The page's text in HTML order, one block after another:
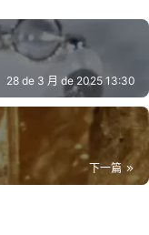
28 de 3 月 de 2025 13:30
下一篇